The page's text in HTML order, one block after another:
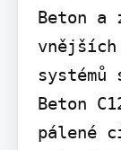
Beton a
Beton
pálené